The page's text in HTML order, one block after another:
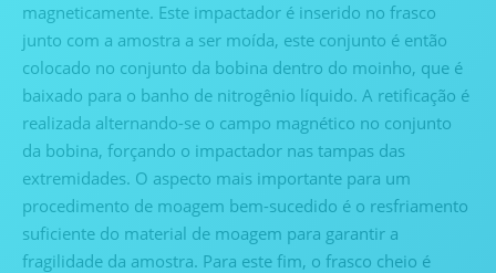
magneticamente. Este impactador é inserido no frasco
junto com a amostra a ser moída, este conjunto é então
colocado no conjunto da bobina dentro do moinho, que é
baixado para o banho de nitrogênio líquido. A retificação é
realizada alternando-se o campo magnético no conjunto
da bobina, forçando o impactador nas tampas das
extremidades. O aspecto mais importante para um
procedimento de moagem bem-sucedido é o resfriamento
suficiente do material de moagem para garantir a
fragilidade da amostra. Para este fim, o frasco cheio é